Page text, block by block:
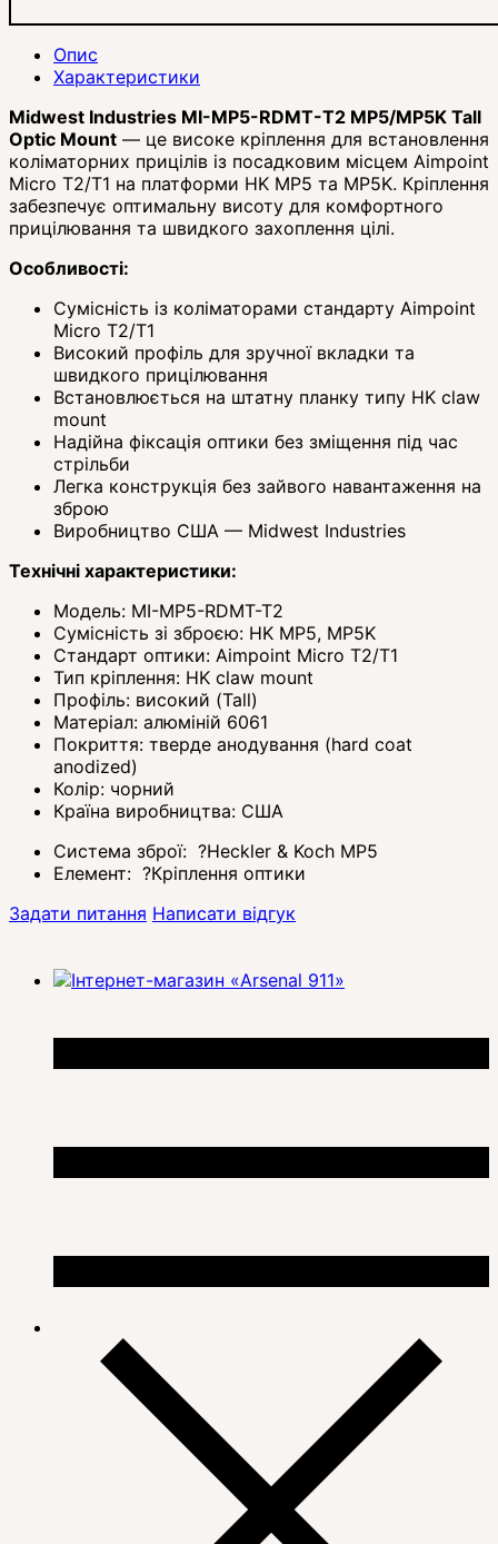
Опис
Характеристики
Midwest Industries MI-MP5-RDMT-T2 MP5/MP5K Tall
Optic Mount — це високе кріплення для встановлення
коліматорних прицілів із посадковим місцем Aimpoint
Micro T2/T1 на платформи HK MP5 та MP5K. Кріплення
забезпечує оптимальну висоту для комфортного
прицілювання та швидкого захоплення цілі.
Особливості:
Сумісність із коліматорами стандарту Aimpoint
Micro T2/T1
Високий профіль для зручної вкладки та
швидкого прицілювання
Встановлюється на штатну планку типу HK claw
mount
Надійна фіксація оптики без зміщення під час
стрільби
Легка конструкція без зайвого навантаження на
зброю
Виробництво США — Midwest Industries
Технічні характеристики:
Модель: MI-MP5-RDMT-T2
Сумісність зі зброєю: HK MP5, MP5K
Стандарт оптики: Aimpoint Micro T2/T1
Тип кріплення: HK claw mount
Профіль: високий (Tall)
Матеріал: алюміній 6061
Покриття: тверде анодування (hard coat
anodized)
Колір: чорний
Країна виробництва: США
Система зброї: ?Heckler & Koch MP5
Елемент: ?Кріплення оптики
Задати питання Написати відгук